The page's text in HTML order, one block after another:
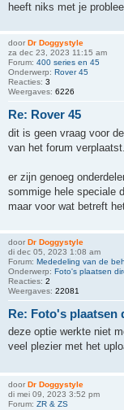
heeft niks met je
door Dr Doggystyle
za dec 23, 2023 11:15 am
Forum: 400 series en 45
Onderwerp: Rover 45
Reacties: 3
Weergaves: 6226
Re: Rover 45
dit is geen vraag voor
van het forum verplaatst.
er zijn genoeg
sommige hele speciale
maar voor wat betreft
door Dr Doggystyle
di dec 05, 2023 1:08 am
Forum: Mededeling van de
Onderwerp: Foto's plaatsen
Reacties: 2
Weergaves: 22081
Re: Foto's plaatsen
deze optie werkte niet
veel plezier met het
door Dr Doggystyle
di mei 09, 2023 3:52 pm
Forum: ZR & ZS